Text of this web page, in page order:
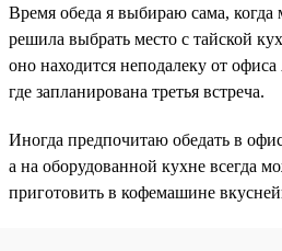
Время обеда я выбираю сама, когда
решила выбрать место с тайской
оно находится неподалеку от
где запланирована третья встреча.
Иногда предпочитаю обедать в
а на оборудованной кухне всегда
приготовить в кофемашине